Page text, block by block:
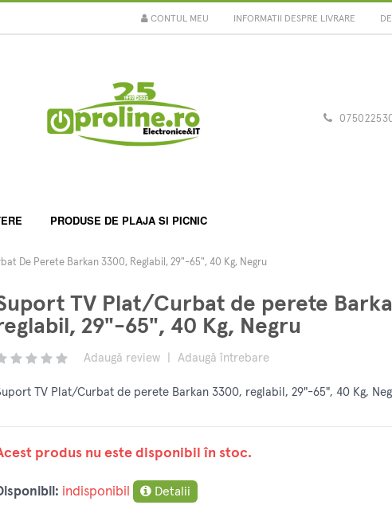
INFORMATII DESPRE LIVRARE
CONTUL MEU
PRODUSE DE PLAJA SI PICNIC
De Perete Barkan 3300, Reglabil, 29"-65", 40 Kg, Negru
TV Plat/Curbat de perete
29"-65", 40 Kg, Negru
Adaugă review Adaugă întrebare
TV Plat/Curbat de perete Barkan 3300, reglabil, 29"-65", 40 Kg,
produs nu este disponibil în stoc.
indisponibil Detalii